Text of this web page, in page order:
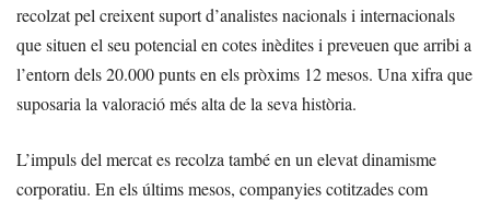
recolzat pel creixent suport d’analistes nacionals i internacionals
que situen el seu potencial en cotes inèdites i preveuen que arribi a
l’entorn dels 20.000 punts en els pròxims 12 mesos. Una xifra que
suposaria la valoració més alta de la seva història.
L’impuls del mercat es recolza també en un elevat dinamisme
corporatiu. En els últims mesos, companyies cotitzades com